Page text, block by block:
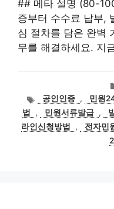
## 메타 설명 (80-
증부터 수수료 납부,
심 절차를 담은 완벽
무를 해결하세요. 지
태
그
공인인증 , 민원
법
, 민원서류발급 ,
라인신청방법
, 전자민